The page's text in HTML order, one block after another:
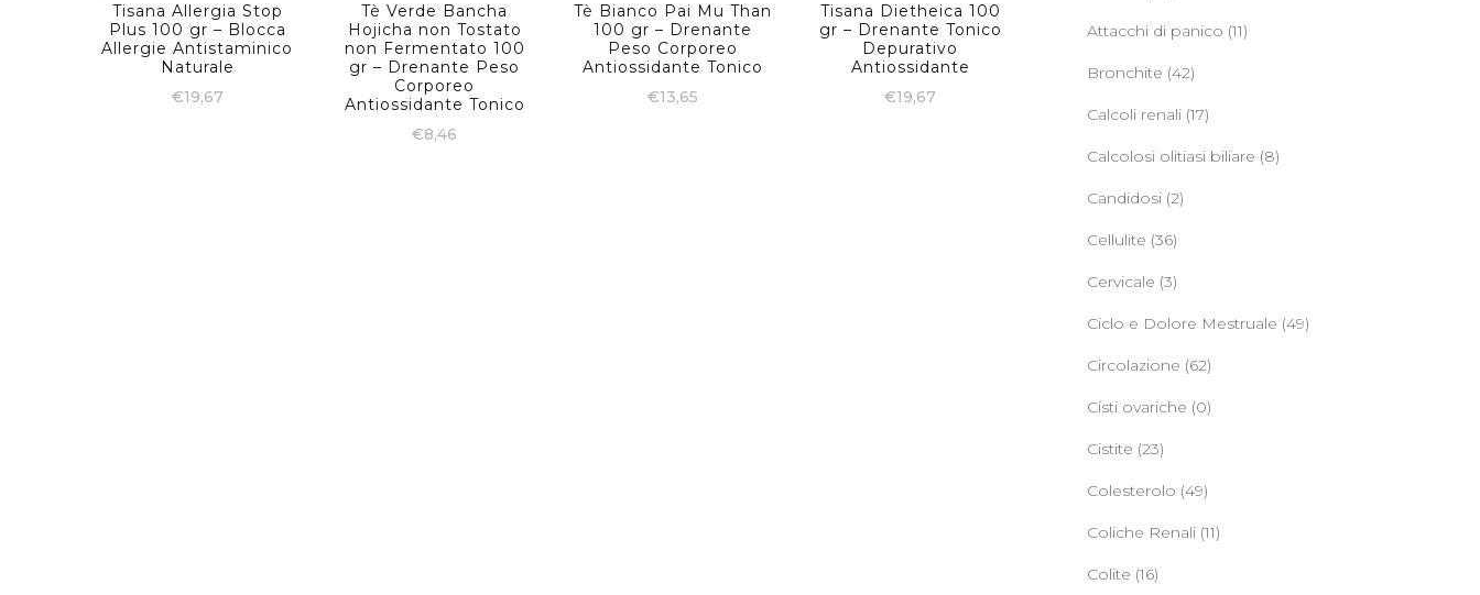
Tisana Allergia Stop
Plus 100 gr – Blocca
Allergie Antistaminico
Naturale
€19,67
Tè Verde Bancha
Hojicha non Tostato
non Fermentato 100
gr – Drenante Peso
Corporeo
Antiossidante Tonico
€8,46
Tè Bianco Pai Mu Than
100 gr – Drenante
Peso Corporeo
Antiossidante Tonico
€13,65
Tisana Dietheica 100
gr – Drenante Tonico
Depurativo
Antiossidante
€19,67
Attacchi di panico (11)
Bronchite (42)
Calcoli renali (17)
Calcolosi olitiasi biliare (8)
Candidosi (2)
Cellulite (36)
Cervicale (3)
Ciclo e Dolore Mestruale (49)
Circolazione (62)
Cisti ovariche (0)
Cistite (23)
Colesterolo (49)
Coliche Renali (11)
Colite (16)